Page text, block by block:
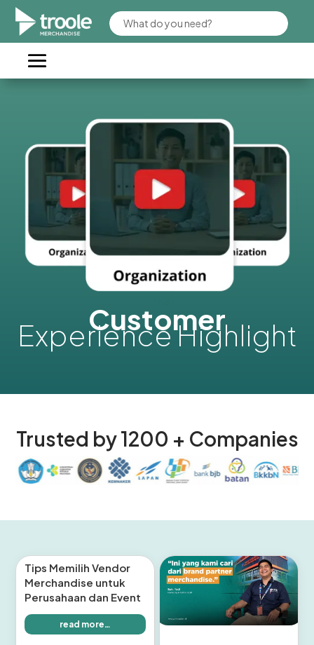
Customer
Experience Highlight
Trusted by 1200 + Companies
Tips Memilih Vendor
Merchandise untuk
Perusahaan dan Event
read more…